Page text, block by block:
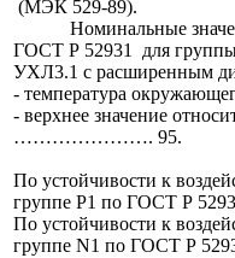
(МЭК 529-89).
Номинальные
ГОСТ Р 52931
для
УХЛ3.1 с расширенным
- температура
- верхнее значение
…………………. 95.
По устойчивости к
группе Р1 по ГОСТ Р
По устойчивости к
группе N1 по ГОСТ Р